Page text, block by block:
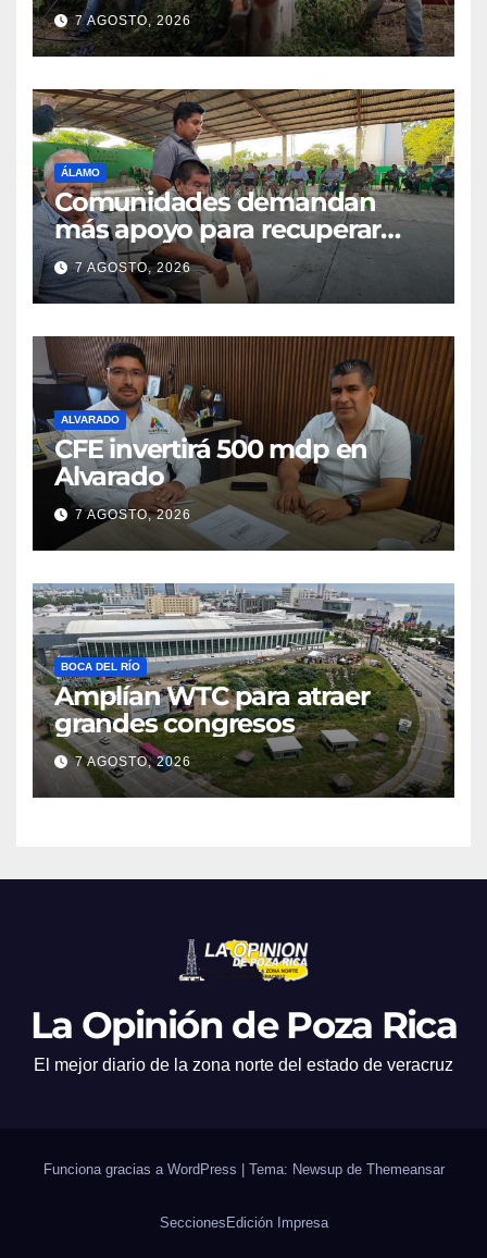
7 AGOSTO, 2026
ÁLAMO
Comunidades demandan
más apoyo para recuperar
parcelas
7 AGOSTO, 2026
ALVARADO
CFE invertirá 500 mdp en
Alvarado
7 AGOSTO, 2026
BOCA DEL RÍO
Amplían WTC para atraer
grandes congresos
7 AGOSTO, 2026
La Opinión de Poza Rica
El mejor diario de la zona norte del estado de veracruz
Funciona gracias a WordPress Tema: Newsup de Themeansar
SeccionesEdición Impresa